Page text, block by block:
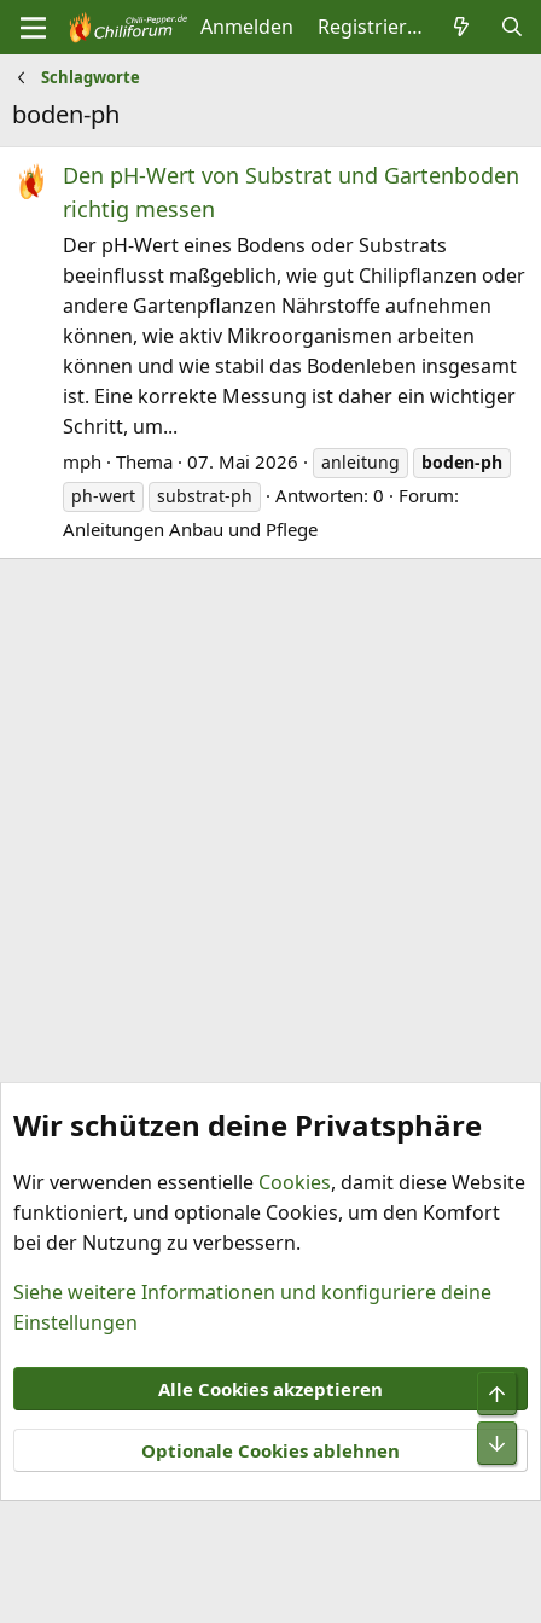
Anmelden Registrieren
Schlagworte
boden-ph
Den pH‑Wert von Substrat und Gartenboden
richtig messen
Der pH‑Wert eines Bodens oder Substrats
beeinflusst maßgeblich, wie gut Chilipflanzen oder
andere Gartenpflanzen Nährstoffe aufnehmen
können, wie aktiv Mikroorganismen arbeiten
können und wie stabil das Bodenleben insgesamt
ist. Eine korrekte Messung ist daher ein wichtiger
Schritt, um...
mph Thema 07. Mai 2026 anleitung
boden-ph
ph-wert
substrat-ph Antworten: 0
Forum:
Anleitungen Anbau und Pflege
Schlagworte
Nutzungsbedingungen
Datenschutz
Hilfe und Impressum
R
S
S
Community platform by XenForo® © 2010-2026 XenForo Ltd.
Wir schützen deine Privatsphäre
Wir verwenden essentielle Cookies, damit diese Website
funktioniert, und optionale Cookies, um den Komfort
bei der Nutzung zu verbessern.
Siehe weitere Informationen und konfiguriere deine
Einstellungen
Alle Cookies akzeptieren
Optionale Cookies ablehnen